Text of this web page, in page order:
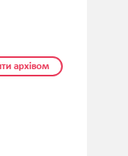
архівом